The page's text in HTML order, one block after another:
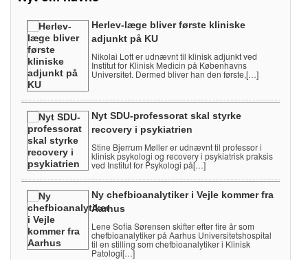
Herlev-læge bliver første kliniske
adjunkt på KU
Nikolai Loft er udnævnt til klinisk adjunkt ved
Institut for Klinisk Medicin på Københavns
Universitet. Dermed bliver han den første,[…]
Nyt SDU-professorat skal styrke
recovery i psykiatrien
Stine Bjerrum Møller er udnævnt til professor i
klinisk psykologi og recovery i psykiatrisk praksis
ved Institut for Psykologi på[…]
Ny chefbioanalytiker i Vejle kommer fra
Aarhus
Lene Sofia Sørensen skifter efter fire år som
chefbioanalytiker på Aarhus Universitetshospital
til en stilling som chefbioanalytiker i Klinisk
Patologi[…]